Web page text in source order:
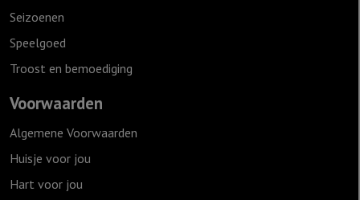
Seizoenen
Speelgoed
Troost en bemoediging
Voorwaarden
Algemene Voorwaarden
Huisje voor jou
Hart voor jou